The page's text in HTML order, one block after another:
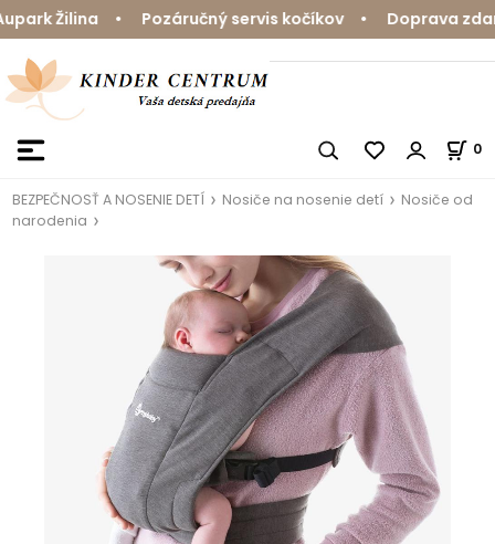
Žilina • Pozáručný servis kočíkov • Doprava
0
BEZPEČNOSŤ A NOSENIE DETÍ Nosiče na nosenie detí
Nosiče od
narodenia